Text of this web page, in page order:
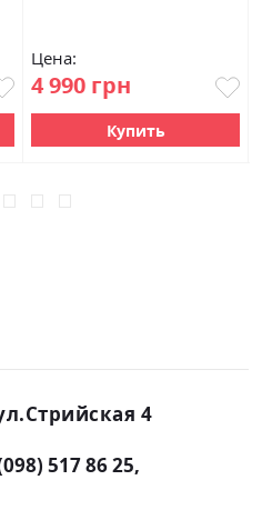
Цена:
4 990 грн
Купить
4
517 86 25